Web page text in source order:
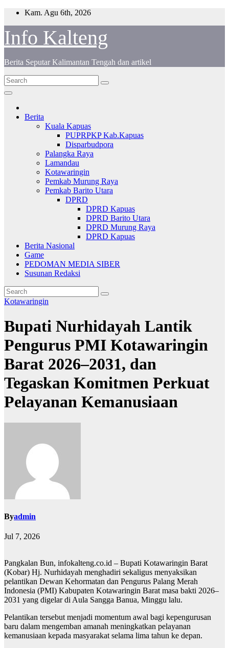
Skip
content
Kam. Agu 6th, 2026
Info Kalteng
Berita Seputar Kalimantan Tengah dan artikel
Berita
Kuala Kapuas
PUPRPKP Kab.Kapuas
Disparbudpora
Palangka Raya
Lamandau
Kotawaringin
Pemkab Murung Raya
Pemkab Barito Utara
DPRD
DPRD Kapuas
DPRD Barito Utara
DPRD Murung Raya
DPRD Kapuas
Berita Nasional
Game
PEDOMAN MEDIA SIBER
Susunan Redaksi
Kotawaringin
Bupati Nurhidayah Lantik
Pengurus PMI Kotawaringin
Barat 2026–2031, dan
Tegaskan Komitmen Perkuat
Pelayanan Kemanusiaan
Byadmin
Jul 7, 2026
Pangkalan Bun, infokalteng.co.id – Bupati Kotawaringin Barat
(Kobar) Hj. Nurhidayah menghadiri sekaligus menyaksikan
pelantikan Dewan Kehormatan dan Pengurus Palang Merah
Indonesia (PMI) Kabupaten Kotawaringin Barat masa bakti 2026–
2031 yang digelar di Aula Sangga Banua, Minggu lalu.
Pelantikan tersebut menjadi momentum awal bagi kepengurusan
baru dalam mengemban amanah meningkatkan pelayanan
kemanusiaan kepada masyarakat selama lima tahun ke depan.